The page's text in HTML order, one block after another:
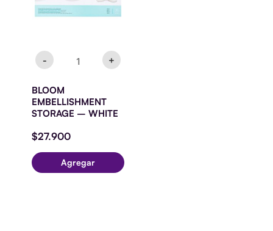
- +
BLOOM
EMBELLISHMENT
STORAGE – WHITE
$27.900
Agregar